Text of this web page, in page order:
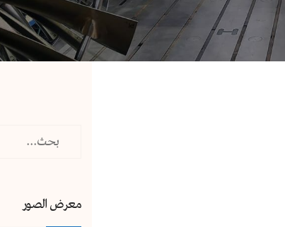
معرض الصور